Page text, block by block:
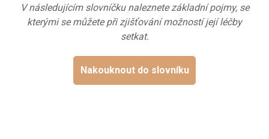
V následujícím slovníčku naleznete základní pojmy, se
kterými se můžete při zjišťování možností její léčby
setkat.
Nakouknout do slovníku